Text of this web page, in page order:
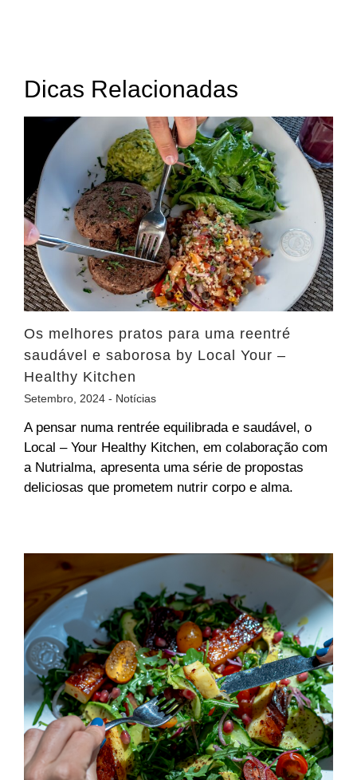
Dicas Relacionadas
Os melhores pratos para uma reentré
saudável e saborosa by Local Your –
Healthy Kitchen
Setembro, 2024 - Notícias
A pensar numa rentrée equilibrada e saudável, o
Local – Your Healthy Kitchen, em colaboração com
a Nutrialma, apresenta uma série de propostas
deliciosas que prometem nutrir corpo e alma.